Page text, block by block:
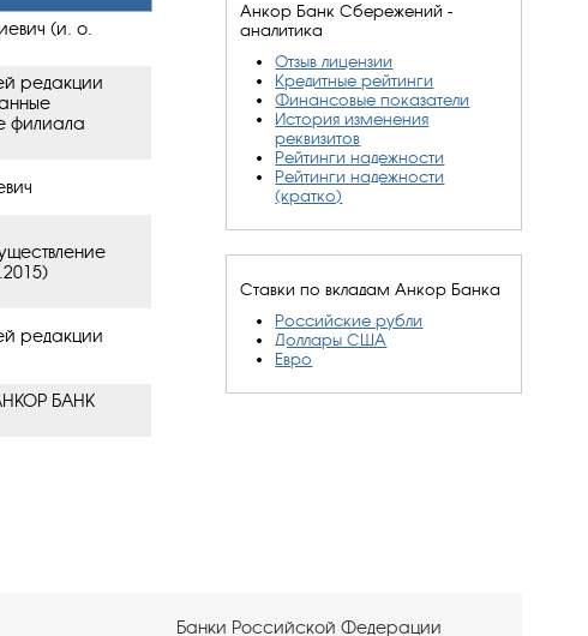
Анкор Банк Сбережений -
аналитика
Отзыв лицензии
Кредитные рейтинги
Финансовые показатели
История изменения
реквизитов
Рейтинги надежности
Рейтинги надежности
(кратко)
Ставки по вкладам Анкор Банка
Российские рубли
Доллары США
Евро
(и. о.
редакции
филиала
редакции
БАНК
Банки Российской Федерации